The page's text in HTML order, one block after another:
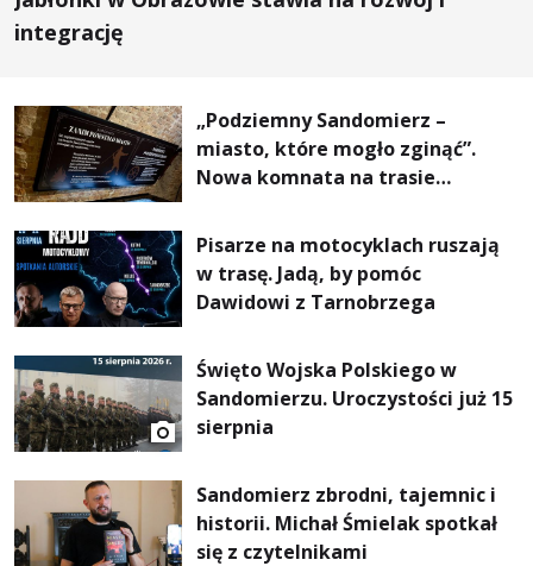
integrację
„Podziemny Sandomierz –
miasto, które mogło zginąć”.
Nowa komnata na trasie
Pisarze na motocyklach ruszają
w trasę. Jadą, by pomóc
Dawidowi z Tarnobrzega
Święto Wojska Polskiego w
Sandomierzu. Uroczystości już 15
sierpnia
Sandomierz zbrodni, tajemnic i
historii. Michał Śmielak spotkał
się z czytelnikami